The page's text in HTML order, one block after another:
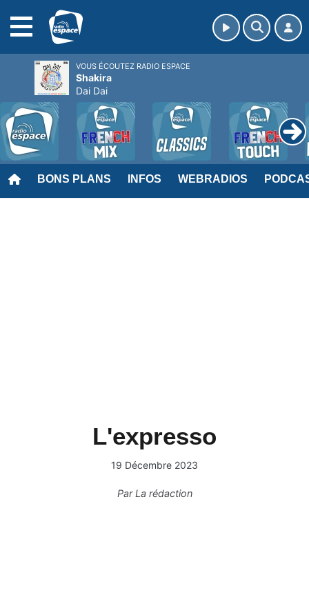
BONS PLANS INFOS WEBRADIOS
L'expresso
19 Décembre 2023
ParLa rédaction
VOUS ÉCOUTEZ RADIO ESPACE
Shakira
Dai Dai